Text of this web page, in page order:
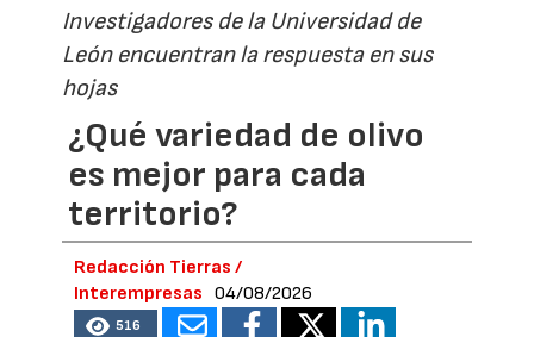
Investigadores de la Universidad de
León encuentran la respuesta en sus
hojas
¿Qué variedad de olivo
es mejor para cada
territorio?
Redacción Tierras /
Interempresas
04/08/2026
516